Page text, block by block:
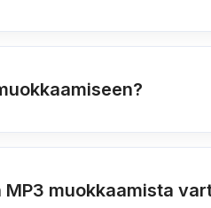
muokkaamista